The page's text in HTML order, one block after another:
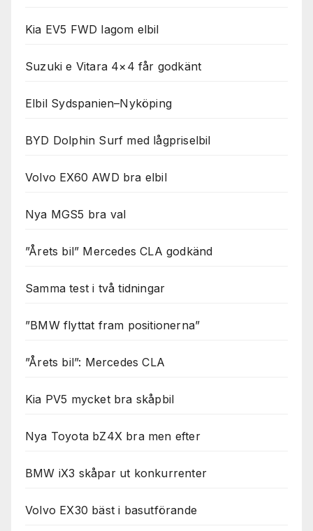
Kia EV5 FWD lagom elbil
Suzuki e Vitara 4×4 får godkänt
Elbil Sydspanien–Nyköping
BYD Dolphin Surf med lågpriselbil
Volvo EX60 AWD bra elbil
Nya MGS5 bra val
”Årets bil” Mercedes CLA godkänd
Samma test i två tidningar
”BMW flyttat fram positionerna”
”Årets bil”: Mercedes CLA
Kia PV5 mycket bra skåpbil
Nya Toyota bZ4X bra men efter
BMW iX3 skåpar ut konkurrenter
Volvo EX30 bäst i basutförande